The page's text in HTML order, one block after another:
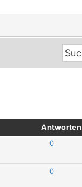
Antworten
0
0